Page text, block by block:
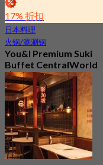
17% 折扣
日本料理
火锅/涮涮锅
You&I Premium Suki
Buffet CentralWorld
4.7
3.5K 已预订
起฿ 498